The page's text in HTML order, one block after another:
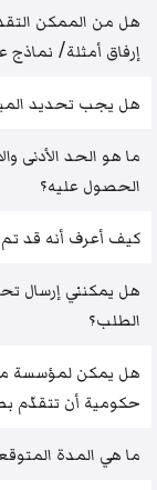
هل من الممكن
إرفاق أمثلة/ نماذج
هل يجب تحديد
ما هو الحد الأدنى
الحصول عليه؟
كيف أعرف أنه قد تم
هل يمكنني إرسال
الطلب؟
هل يمكن لمؤسسة
حكومية أن تتقدّم
ما هي المدة